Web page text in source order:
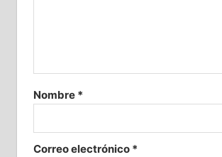
Nombre *
Correo electrónico *